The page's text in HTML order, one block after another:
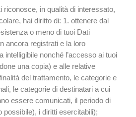
riconosce, in qualità di interessato,
hai diritto di: 1. ottenere dal
o meno di tuoi Dati
ancora registrati e la loro
intelligibile nonché l’accesso ai tuoi
una copia) e alle relative
del trattamento, le categorie e
le categorie di destinatari a cui
essere comunicati, il periodo di
possibile), i diritti esercitabili);